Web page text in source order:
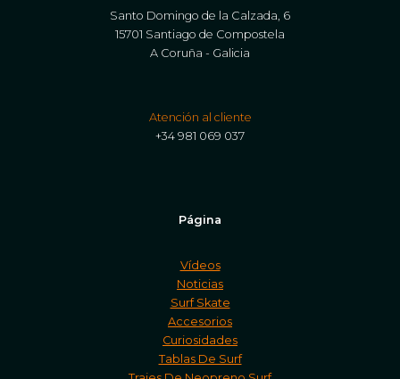
Santo Domingo de la Calzada, 6
15701 Santiago de Compostela
A Coruña - Galicia
Atención al cliente
+34 981 069 037
Página
Vídeos
Noticias
Surf Skate
Accesorios
Curiosidades
Tablas De Surf